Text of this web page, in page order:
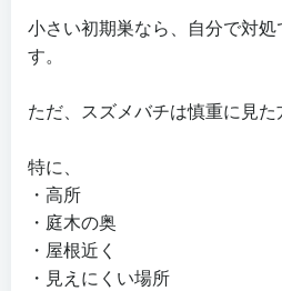
小さい初期巣なら、自分で対
す。
ただ、スズメバチは慎重に見た
特に、
・高所
・庭木の奥
・屋根近く
・見えにくい場所